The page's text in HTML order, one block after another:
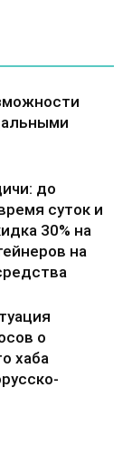
до
суток и
30% на
на
о
хаба